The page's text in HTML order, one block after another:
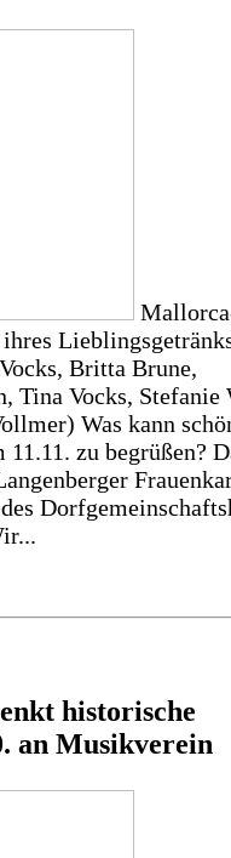
Britta Brune,
Tina Vocks, Stefanie
Was kann
zu begrüßen?
historische
an Musikverein